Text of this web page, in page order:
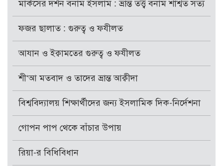
মার্কসের দর্শন বনাম ইসলাম : ভ্রান্ত তত্ত্ব বনাম শাশ্বত সত্য
ফজর ছালাত : গুরুত্ব ও ফযীলত
আযান ও ইক্বামতের গুরুত্ব ও ফযীলত
শী‘আ মতবাদ ও তাদের ভ্রান্ত আক্বীদা
বিশ্ববিদ্যালয় শিক্ষার্থীদের জন্য ইসলামিক দিক-নির্দেশনা
গোপন পাপ থেকে বাঁচার উপায়
রিয়া-র বিধিবিধান